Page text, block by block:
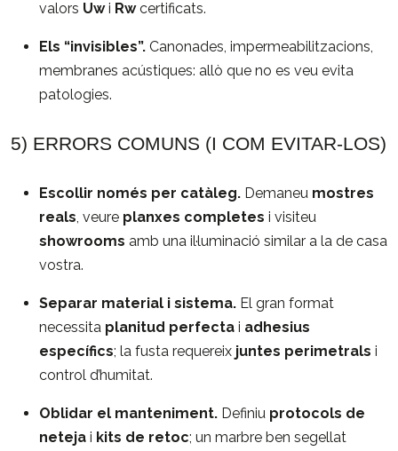
valors Uwi Rwcertificats.
Els “invisibles”. Canonades, impermeabilitzacions,
membranes acústiques: allò que no es veu evita
patologies.
5) ERRORS COMUNS (I COM EVITAR-LOS)
Escollir només per catàleg. Demaneu mostres
reals, veure planxes completes i visiteu
showrooms amb una il·luminació similar a la de casa
vostra.
Separar material i sistema. El gran format
necessita planitud perfecta i adhesius
específics; la fusta requereix juntes perimetrals i
control d’humitat.
Oblidar el manteniment. Definiu protocols de
neteja i kits de retoc; un marbre ben segellat